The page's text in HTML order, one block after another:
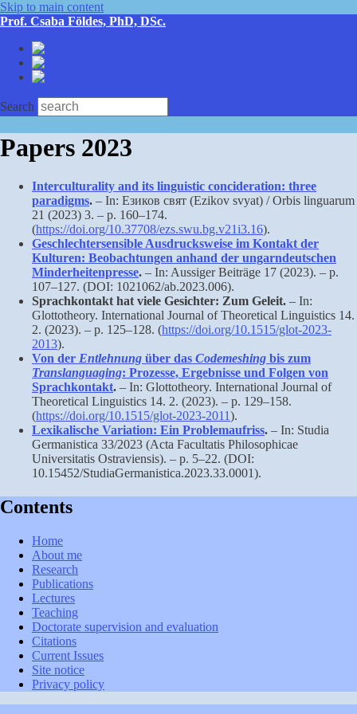
Skip to main content
Prof. Csaba Földes, PhD, DSc.
Search
Papers 2023
Interculturality and its linguistic concideration: three
paradigms. – In: Езиков свят (Ezikov svyat) / Orbis linguarum
21 (2023) 3. – p. 160–174.
(https://doi.org/10.37708/ezs.swu.bg.v21i3.16).
Geschlechtersensible Ausdrucksweise im Kontakt der
Kulturen: Beobachtungen anhand der ungarndeutschen
Minderheitenpresse. – In: Aussiger Beiträge 17 (2023). – p.
107–127. (DOI: 1021062/ab.2023.006).
Sprachkontakt hat viele Gesichter: Zum Geleit. – In:
Glottotheory. International Journal of Theoretical Linguistics 14.
2. (2023). – p. 125–128. (https://doi.org/10.1515/glot-2023-
2013).
Von der Entlehnung über das Codemeshing bis zum
Translanguaging: Prozesse, Ergebnisse und Folgen von
Sprachkontakt. – In: Glottotheory. International Journal of
Theoretical Linguistics 14. 2. (2023). – p. 129–158.
(https://doi.org/10.1515/glot-2023-2011).
Lexikalische Variation: Ein Problemaufriss. – In: Studia
Germanistica 33/2023 (Acta Facultatis Philosophicae
Universitatis Ostraviensis). – p. 5–22. (DOI:
10.15452/StudiaGermanistica.2023.33.0001).
Contents
Home
About me
Research
Publications
Lectures
Teaching
Doctorate supervision and evaluation
Citations
Current Issues
Site notice
Privacy policy